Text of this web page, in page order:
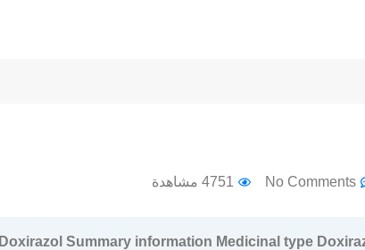
No Comments
4751 مشاهدة
Doxirazol Summary information Medicinal type